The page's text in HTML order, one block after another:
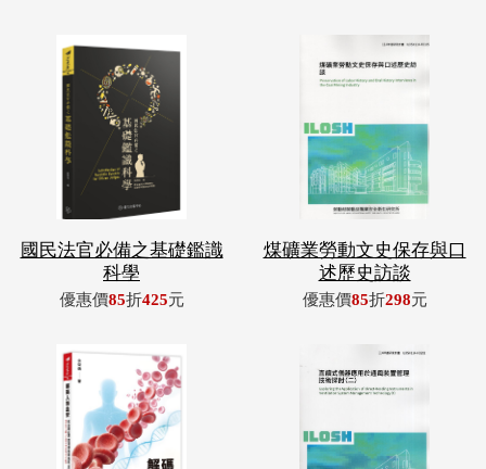
國民法官必備之基礎鑑識
科學
優惠價85折425元
煤礦業勞動文史保存與口
述歷史訪談
優惠價85折298元